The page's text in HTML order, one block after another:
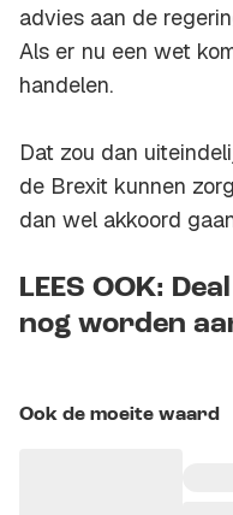
advies aan de
Als er nu een wet
handelen.
Dat zou dan
de Brexit kunnen
dan wel akkoord
LEES OOK:
nog worden
Ook de moeite waard